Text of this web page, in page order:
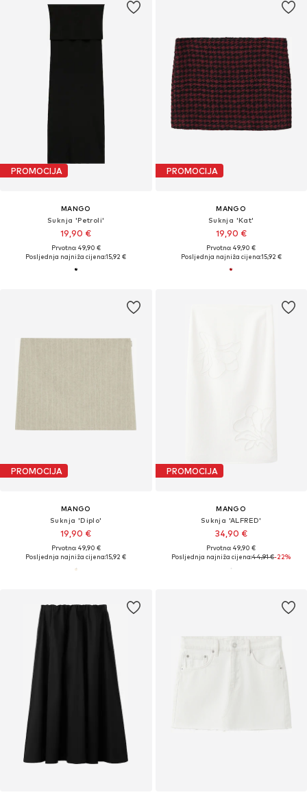
PROMOCIJA
MANGO
Suknja 'Petroli'
19,90 €
Prvotno: 49,90 €
Posljednja najniža cijena:15,92 €
PROMOCIJA
MANGO
Suknja 'Kat'
19,90 €
Prvotno: 49,90 €
Posljednja najniža cijena:15,92 €
PROMOCIJA
MANGO
Suknja 'Diplo'
19,90 €
Prvotno: 49,90 €
Posljednja najniža cijena:15,92 €
PROMOCIJA
MANGO
Suknja 'ALFRED'
34,90 €
Prvotno: 49,90 €
Posljednja najniža cijena:44,91 €-22%